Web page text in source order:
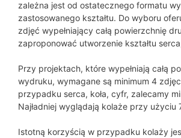
zależna jest od ostatecznego formatu
zastosowanego kształtu. Do wyboru
zdjęć wypełniający całą powierzchnię
zaproponować utworzenie kształtu
Przy projektach, które wypełniają całą
wydruku, wymagane są minimum 4
przypadku serca, koła, cyfr, zalecamy
Najładniej wyglądają kolaże przy użyciu
Istotną korzyścią w przypadku kolaży